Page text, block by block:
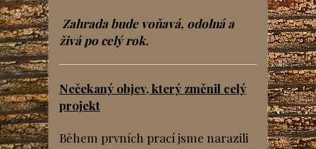
Zahrada bude voňavá, odolná a
živá po celý rok.
Nečekaný objev, který změnil celý
projekt
Během prvních prací jsme narazili